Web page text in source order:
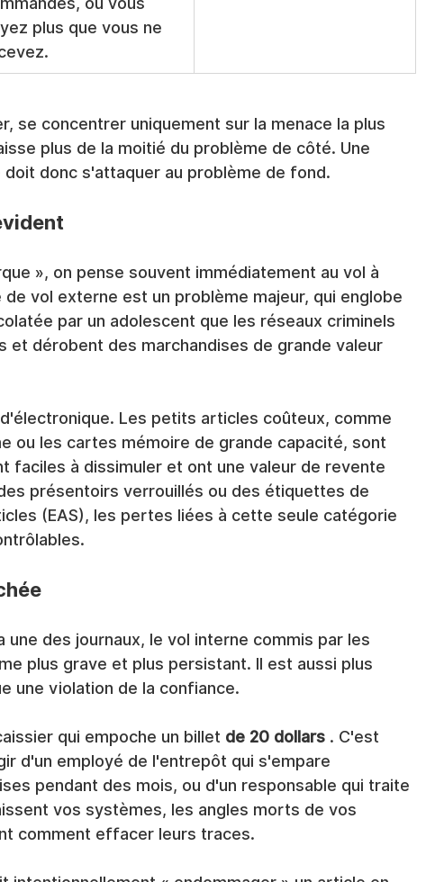
plus que vous ne
se concentrer uniquement sur la menace la plus
plus de la moitié du problème de côté. Une
donc s'attaquer au problème de fond.
», on pense souvent immédiatement au vol à
vol externe est un problème majeur, qui englobe
par un adolescent que les réseaux criminels
et dérobent des marchandises de grande valeur
Les petits articles coûteux, comme
ou les cartes mémoire de grande capacité, sont
faciles à dissimuler et ont une valeur de revente
présentoirs verrouillés ou des étiquettes de
(EAS), les pertes liées à cette seule catégorie
des journaux, le vol interne commis par les
plus grave et plus persistant. Il est aussi plus
une violation de la confiance.
qui empoche un billet de 20 dollars . C'est
d'un employé de l'entrepôt qui s'empare
pendant des mois, ou d'un responsable qui traite
vos systèmes, les angles morts de vos
comment effacer leurs traces.